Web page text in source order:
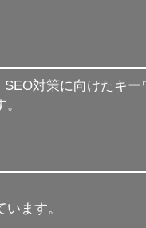
SEO対策に向けたキー
ます。